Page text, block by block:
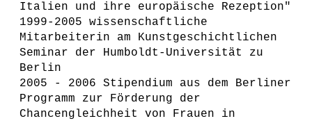
Italien und ihre europäische Rezeption"
1999-2005 wissenschaftliche
Mitarbeiterin am Kunstgeschichtlichen
Seminar der Humboldt-Universität zu
Berlin
2005 - 2006 Stipendium aus dem Berliner
Programm zur Förderung der
Chancengleichheit von Frauen in